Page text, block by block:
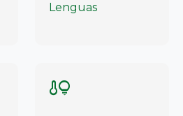
Lenguas
home_iot_device